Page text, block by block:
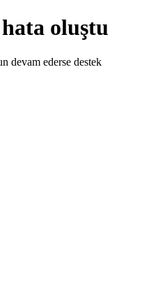
oluştu
devam ederse destek